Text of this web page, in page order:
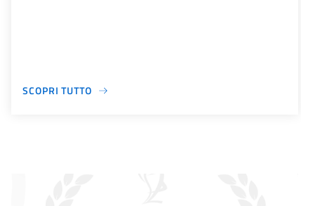
SCOPRI TUTTO